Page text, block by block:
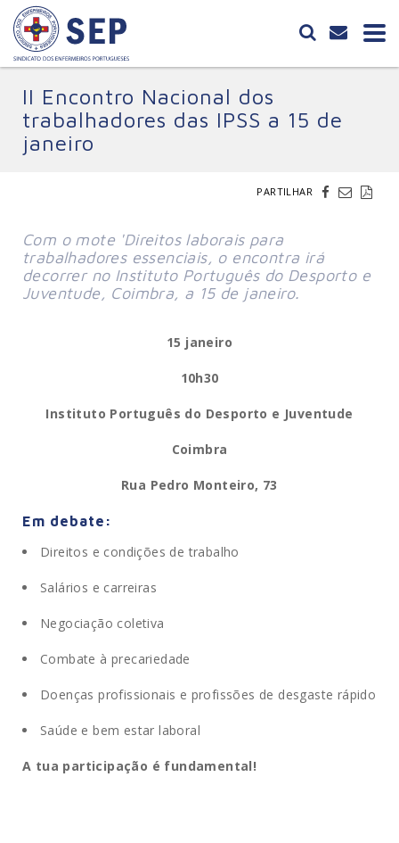
II Encontro Nacional dos
trabalhadores das IPSS a 15 de
janeiro
PARTILHAR
Com o mote 'Direitos laborais para
trabalhadores essenciais, o encontra irá
decorrer no Instituto Português do Desporto e
Juventude, Coimbra, a 15 de janeiro.
15 janeiro
10h30
Instituto Português do Desporto e Juventude
Coimbra
Rua Pedro Monteiro, 73
Em debate:
Direitos e condições de trabalho
Salários e carreiras
Negociação coletiva
Combate à precariedade
Doenças profissionais e profissões de desgaste rápido
Saúde e bem estar laboral
A tua participação é fundamental!